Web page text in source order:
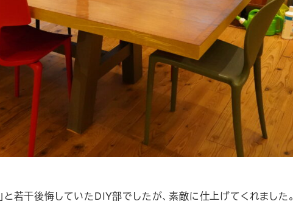
若干後悔していたDIY部でしたが、素敵に仕上げてくれました。